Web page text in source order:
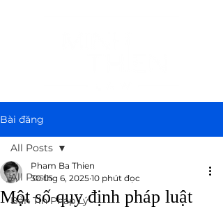
Bài đăng
All Posts
Bản Tin Pháp Lý
All Posts
Một số quy định pháp luật
Pham Ba Thien
30 thg 6, 2025 10 phút đọc